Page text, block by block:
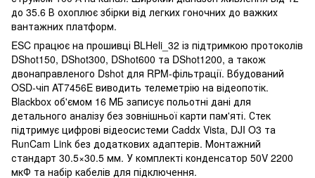
до 35.6 В охоплює збірки від легких гоночних до важких
вантажних платформ.
ESC працює на прошивці BLHeli_32 із підтримкою протоколів
DShot150, DShot300, DShot600 та DShot1200, а також
двонаправленого Dshot для RPM-фільтрації. Вбудований
OSD-чіп AT7456E виводить телеметрію на відеопотік.
Blackbox об'ємом 16 МБ записує польотні дані для
детального аналізу без зовнішньої карти пам'яті. Стек
підтримує цифрові відеосистеми Caddx Vista, DJI O3 та
RunCam Link без додаткових адаптерів. Монтажний
стандарт 30.5×30.5 мм. У комплекті конденсатор 50V 2200
мкФ та набір кабелів для підключення.